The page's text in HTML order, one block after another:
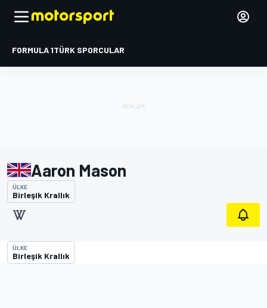
FORMULA 1TÜRK SPORCULAR
Aaron Mason
ÜLKE
Birleşik Krallık
ÜLKE
Birleşik Krallık